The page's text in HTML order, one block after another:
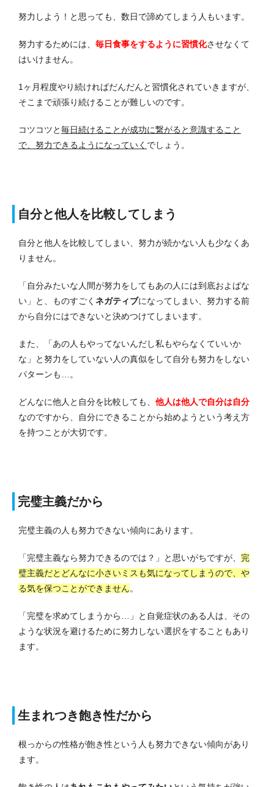
努力しよう！と思っても、数日で諦めてしまう人もいます。
努力するためには、 毎日食事をするように習慣化させなくて
はいけません。
1ヶ月程度やり続ければだんだんと習慣化されていきますが、
そこまで頑張り続けることが難しいのです。
コツコツと毎日続けることが成功に繋がると意識すること
で、努力できるようになっていく でしょう。
自分と他人を比較してしまう
自分と他人を比較してしまい、努力が続かない人も少なくあ
りません。
「自分みたいな人間が努力をしてもあの人には到底およばな
い」と、ものすごく ネガティブになってしまい、努力する前
から自分にはできないと決めつけてしまいます。
また、「あの人もやってないんだし私もやらなくていいか
な」と努力をしていない人の真似をして自分も努力をしない
パターンも…。
どんなに他人と自分を比較しても、 他人は他人で自分は自分
なのですから、自分にできることから始めようという考え方
を持つことが大切です。
完璧主義だから
完璧主義の人も努力できない傾向にあります。
「完璧主義なら努力できるのでは？」と思いがちですが、 完
璧主義だとどんなに小さいミスも気になってしまうので、や
る気を保つことができません。
「完璧を求めてしまうから…」と自覚症状のある人は、その
ような状況を避けるために努力しない選択をすることもあり
ます。
生まれつき飽き性だから
根っからの性格が飽き性という人も努力できない傾向があり
ます。